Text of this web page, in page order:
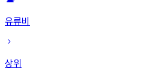
유류비
상위